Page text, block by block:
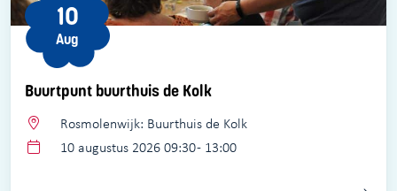
Buurtpunt buurthuis de Kolk
10
Aug
Rosmolenwijk: Buurthuis de Kolk
10 augustus 2026 09:30 - 13:00